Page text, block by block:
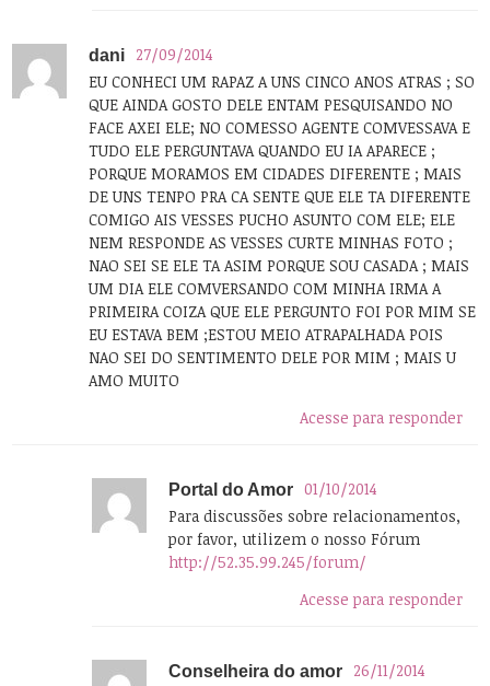
dani
27/09/2014
EU CONHECI UM RAPAZ A UNS CINCO ANOS ATRAS ; SO
QUE AINDA GOSTO DELE ENTAM PESQUISANDO NO
FACE AXEI ELE; NO COMESSO AGENTE COMVESSAVA E
TUDO ELE PERGUNTAVA QUANDO EU IA APARECE ;
PORQUE MORAMOS EM CIDADES DIFERENTE ; MAIS
DE UNS TENPO PRA CA SENTE QUE ELE TA DIFERENTE
COMIGO AIS VESSES PUCHO ASUNTO COM ELE; ELE
NEM RESPONDE AS VESSES CURTE MINHAS FOTO ;
NAO SEI SE ELE TA ASIM PORQUE SOU CASADA ; MAIS
UM DIA ELE COMVERSANDO COM MINHA IRMA A
PRIMEIRA COIZA QUE ELE PERGUNTO FOI POR MIM SE
EU ESTAVA BEM ;ESTOU MEIO ATRAPALHADA POIS
NAO SEI DO SENTIMENTO DELE POR MIM ; MAIS U
AMO MUITO
Acesse para responder
Portal do Amor
01/10/2014
Para discussões sobre relacionamentos,
por favor, utilizem o nosso Fórum
http://52.35.99.245/forum/
Acesse para responder
Conselheira do amor
26/11/2014